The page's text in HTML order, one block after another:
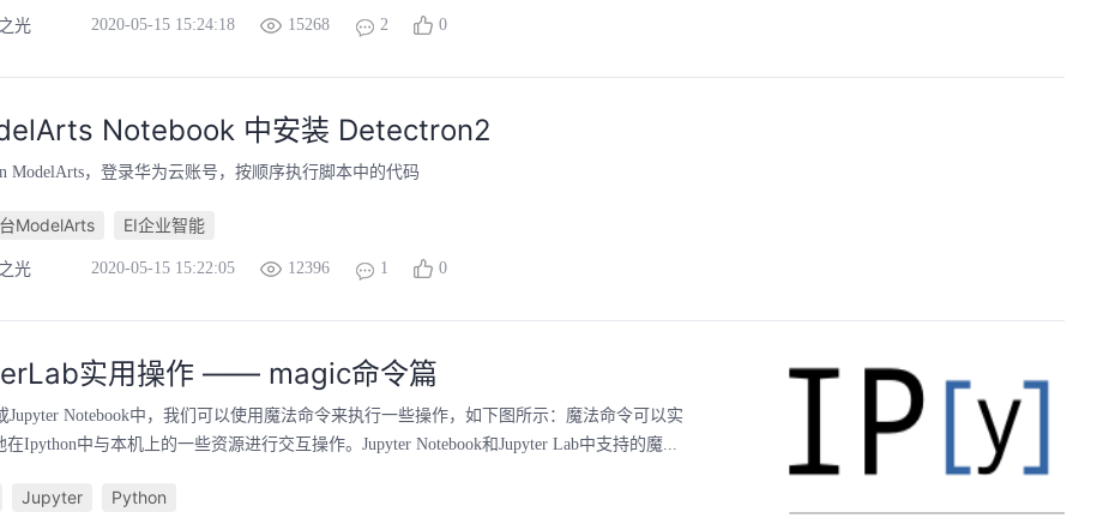
光 2020-05-15 15:24:18 15268 2 0
Notebook 中安装 Detectron2
ModelArts，登录华为云账号，按顺序执行脚本中的代码
ModelArts EI企业智能
光 2020-05-15 15:22:05 12396 1 0
实用操作 —— magic命令篇
Jupyter Notebook中，我们可以使用魔法命令来执行一些操作，如下图所示：魔法命令可以实
在Ipython中与本机上的一些资源进行交互操作。Jupyter Notebook和Jupyter Lab中支持的魔...
Jupyter Python